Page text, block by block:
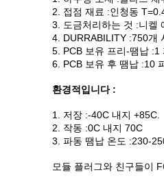
2. 접점 재료 :인청동
3. 도금처리하는 것 :니켈
4. DURRABILITY :750개
5. PCB 보유 프리-땜납 :1
6. PCB 보유 후 땜납 :10
환경적입니다 :
1. 저장 :-40C 내지 +85C.
2. 작동 :0C 내지 70C
3. 파동 땜납 온도 :230-
모듈 플러그와 친구들이